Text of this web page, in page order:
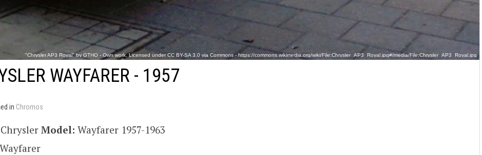
"Chrysler AP3 Royal" by GTHO - Own work. Licensed under CC BY-SA 3.0 via Commons - https://commons.wikimedia.org/wiki/File:Chrysler_AP3_Royal.jpg#/media/File:Chrysler_AP3_Royal.jpg
WAYFARER - 1957
in Chromos
Chrysler Model: Wayfarer 1957-1963
Wayfarer